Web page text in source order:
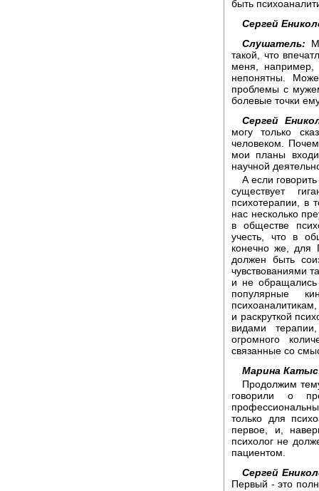
быть
Сергей
Слушатель:
такой, что
меня, например,
непонятны.
проблемы с
болевые точки
Сергей
могу только
человеком.
мои планы
научной
А если
существует
психотерапии, в
нас несколько
в обществе
учесть, что в
конечно же, для
должен быть
чувствованиями
и не
популярные
и раскруткой
видами
огромного
связанные со
Марина
Продолжим
говорили о
только для
первое, и,
психолог не
пациентом.
Сергей
Первый - это